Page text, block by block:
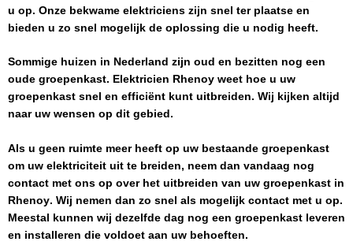
u op. Onze bekwame elektriciens zijn snel ter plaatse en
bieden u zo snel mogelijk de oplossing die u nodig heeft.
Sommige huizen in Nederland zijn oud en bezitten nog een
oude groepenkast. Elektricien Rhenoy weet hoe u uw
groepenkast snel en efficiënt kunt uitbreiden. Wij kijken altijd
naar uw wensen op dit gebied.
Als u geen ruimte meer heeft op uw bestaande groepenkast
om uw elektriciteit uit te breiden, neem dan vandaag nog
contact met ons op over het uitbreiden van uw groepenkast in
Rhenoy. Wij nemen dan zo snel als mogelijk contact met u op.
Meestal kunnen wij dezelfde dag nog een groepenkast leveren
en installeren die voldoet aan uw behoeften.